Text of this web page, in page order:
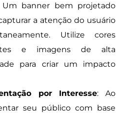
banner bem projetado
a atenção do usuário
Utilize cores
e imagens de alta
para criar um impacto
por Interesse: Ao
seu público com base